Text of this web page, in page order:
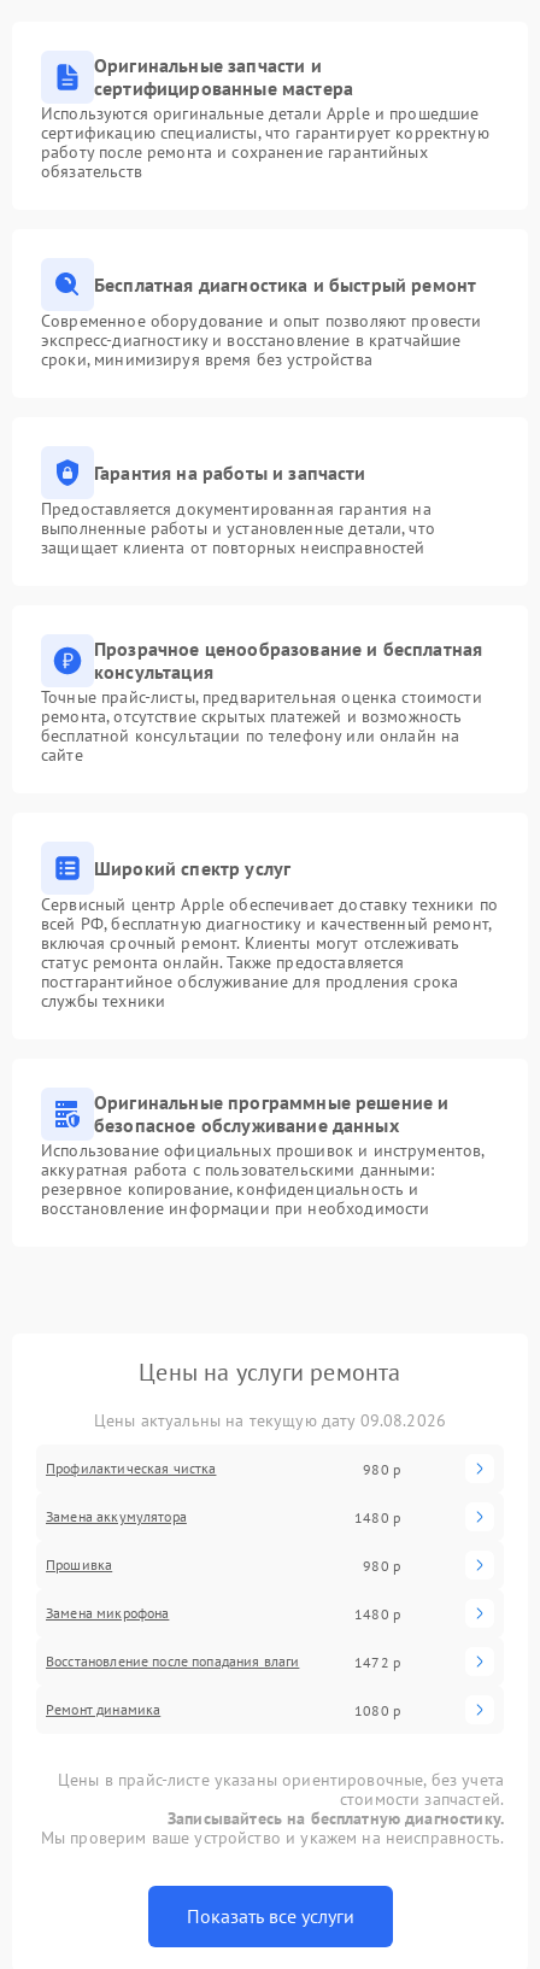
Оригинальные запчасти и
сертифицированные мастера
Используются оригинальные детали Apple и прошедшие
сертификацию специалисты, что гарантирует корректную
работу после ремонта и сохранение гарантийных
обязательств
Бесплатная диагностика и быстрый ремонт
Современное оборудование и опыт позволяют провести
экспресс-диагностику и восстановление в кратчайшие
сроки, минимизируя время без устройства
Гарантия на работы и запчасти
Предоставляется документированная гарантия на
выполненные работы и установленные детали, что
защищает клиента от повторных неисправностей
Прозрачное ценообразование и бесплатная
консультация
Точные прайс-листы, предварительная оценка стоимости
ремонта, отсутствие скрытых платежей и возможность
бесплатной консультации по телефону или онлайн на
сайте
Широкий спектр услуг
Сервисный центр Apple обеспечивает доставку техники по
всей РФ, бесплатную диагностику и качественный ремонт,
включая срочный ремонт. Клиенты могут отслеживать
статус ремонта онлайн. Также предоставляется
постгарантийное обслуживание для продления срока
службы техники
Оригинальные программные решение и
безопасное обслуживание данных
Использование официальных прошивок и инструментов,
аккуратная работа с пользовательскими данными:
резервное копирование, конфиденциальность и
восстановление информации при необходимости
Цены на услуги ремонта
Цены актуальны на текущую дату 09.08.2026
Профилактическая чистка 980 р
Замена аккумулятора 1480 р
Прошивка 980 р
Замена микрофона 1480 р
Восстановление после попадания влаги 1472 р
Ремонт динамика 1080 р
Цены в прайс-листе указаны ориентировочные, без учета
стоимости запчастей.
Записывайтесь на бесплатную диагностику.
Мы проверим ваше устройство и укажем на неисправность.
Показать все услуги